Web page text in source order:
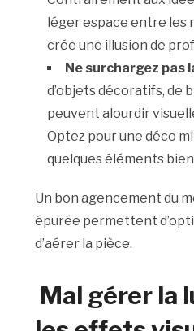
léger espace entre les
crée une illusion de
Ne surchargez pas
d’objets décoratifs, de
peuvent alourdir
Optez pour une déco
quelques éléments
Un bon agencement du
épurée permettent
d’aérer la pièce.
Mal gérer la